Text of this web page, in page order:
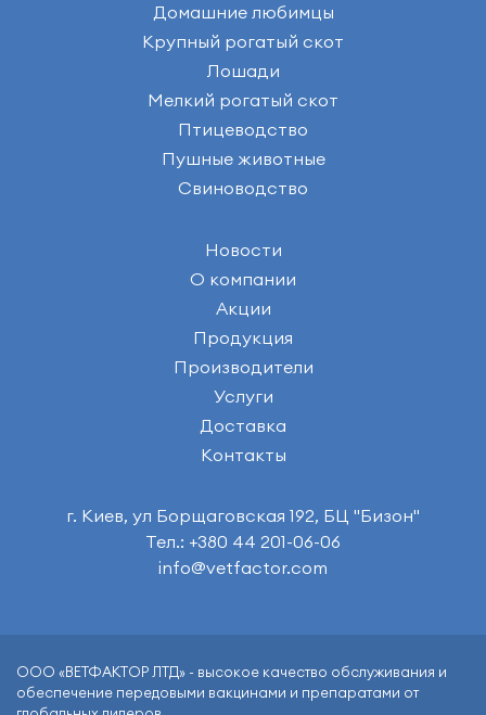
Домашние любимцы
Крупный рогатый скот
Лошади
Мелкий рогатый скот
Птицеводство
Пушные животные
Свиноводство
Новости
О компании
Акции
Продукция
Производители
Услуги
Доставка
Контакты
г. Киев, ул Борщаговская 192, БЦ "Бизон"
Тел.: +380 44 201-06-06
info@vetfactor.com
ООО «ВЕТФАКТОР ЛТД» - высокое качество обслуживания и
обеспечение передовыми вакцинами и препаратами от